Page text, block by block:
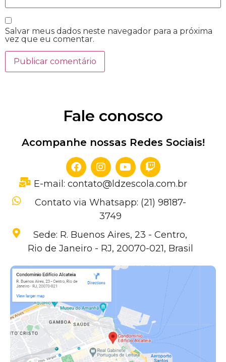
Salvar meus dados neste navegador para a próxima
vez que eu comentar.
Fale conosco
Acompanhe nossas Redes Sociais!
E-mail: contato@ldzescola.com.br
Contato via Whatsapp: (21) 98187-
3749
Sede: R. Buenos Aires, 23 - Centro,
Rio de Janeiro - RJ, 20070-021, Brasil